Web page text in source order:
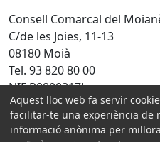
Consell Comarcal del
C/de les Joies, 11-13
08180 Moià
Tel. 93 820 80 00
NIF P0800317J
Amb la col·laboració de:
Aquest lloc web fa servir
facilitar-te una experiència de
informació anònima per